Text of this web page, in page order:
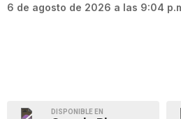
6 de agosto de 2026 a las 9:04
DISPONIBLE EN